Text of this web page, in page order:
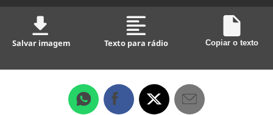
Salvar imagem Texto para rádio Copiar o texto